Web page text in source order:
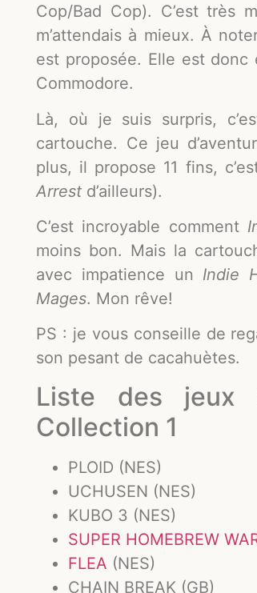
Cop/Bad Cop). C’est très
m’attendais à mieux. À
est proposée. Elle est
Commodore.
Là, où je suis surpris,
cartouche. Ce jeu
plus, il propose 11 fins,
Arrest d’ailleurs).
C’est incroyable comment
moins bon. Mais la
avec impatience un Indie
Mages. Mon rêve!
PS : je vous conseille de
son pesant de cacahuètes.
Liste des jeux
Collection 1
PLOID (NES)
UCHUSEN (NES)
KUBO 3 (NES)
SUPER HOMEBREW
FLEA (NES)
CHAIN BREAK (GB)